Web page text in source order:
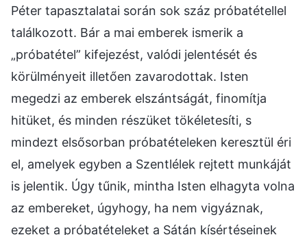
Péter tapasztalatai során sok száz próbatétellel
találkozott. Bár a mai emberek ismerik a
„próbatétel” kifejezést, valódi jelentését és
körülményeit illetően zavarodottak. Isten
megedzi az emberek elszántságát, finomítja
hitüket, és minden részüket tökéletesíti, s
mindezt elsősorban próbatételeken keresztül éri
el, amelyek egyben a Szentlélek rejtett munkáját
is jelentik. Úgy tűnik, mintha Isten elhagyta volna
az embereket, úgyhogy, ha nem vigyáznak,
ezeket a próbatételeket a Sátán kísértéseinek